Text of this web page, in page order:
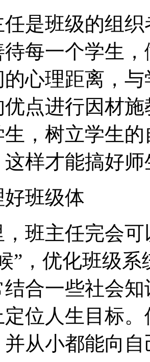
是班级的组
待每一个学生
心理距离，
点进行因材
生，树立学生
样才能搞好
班级体
班主任完会
”，优化班级
结合一些社会
位人生目标
并从小都能向